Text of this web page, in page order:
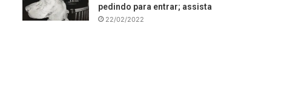
pedindo para entrar; assista
22/02/2022